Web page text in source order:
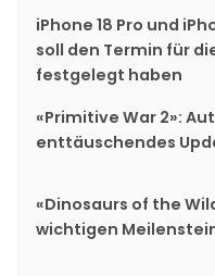
iPhone 18 Pro und
soll den Termin für
festgelegt haben
«Primitive War 2»:
enttäuschendes
«Dinosaurs of the
wichtigen